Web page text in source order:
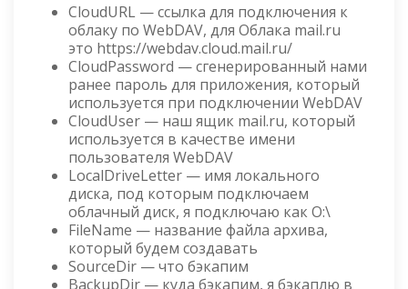
CloudURL — ссылка для подключения к
облаку по WebDAV, для Облака mail.ru
это https://webdav.cloud.mail.ru/
CloudPassword — сгенерированный нами
ранее пароль для приложения, который
используется при подключении WebDAV
CloudUser — наш ящик mail.ru, который
используется в качестве имени
пользователя WebDAV
LocalDriveLetter — имя локального
диска, под которым подключаем
облачный диск, я подключаю как O:\
FileName — название файла архива,
который будем создавать
SourceDir — что бэкапим
BackupDir — куда бэкапим, я бэкаплю в